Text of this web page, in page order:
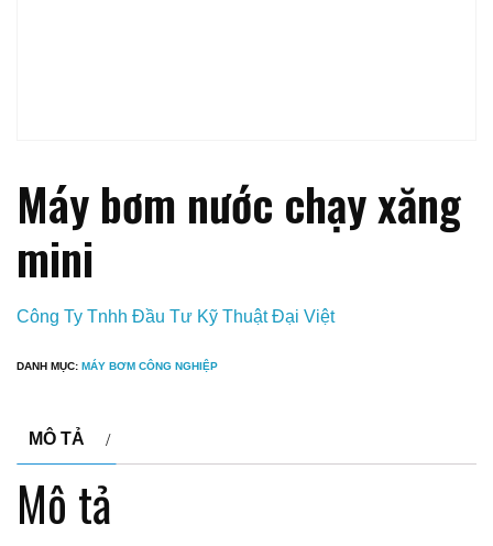
Máy bơm nước chạy xăng
mini
Công Ty Tnhh Đầu Tư Kỹ Thuật Đại Việt
DANH MỤC: MÁY BƠM CÔNG NGHIỆP
MÔ TẢ
Mô tả